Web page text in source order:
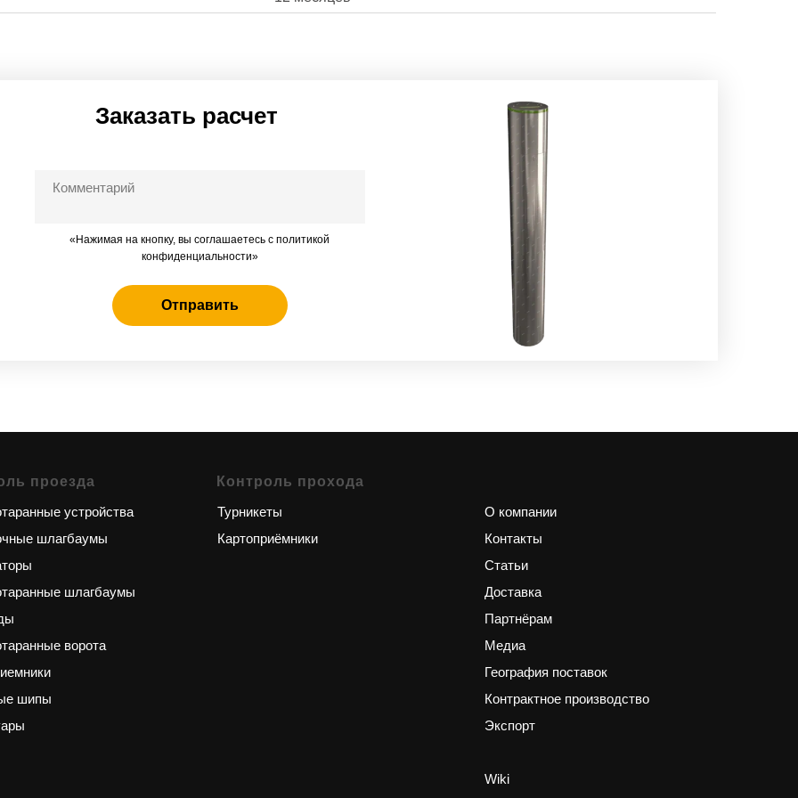
«Нажимая на кнопку, вы соглашаетесь c политикой
конфиденциальности»
Заказать расчет
Отправить
проезда
устройства
шлагбаумы
шлагбаумы
ворота
шипы
Контроль прохода
Турникеты
Картоприёмники
О компании
Контакты
Статьи
Доставка
Партнёрам
Медиа
География поставок
Контрактное производство
Экспорт
Wiki